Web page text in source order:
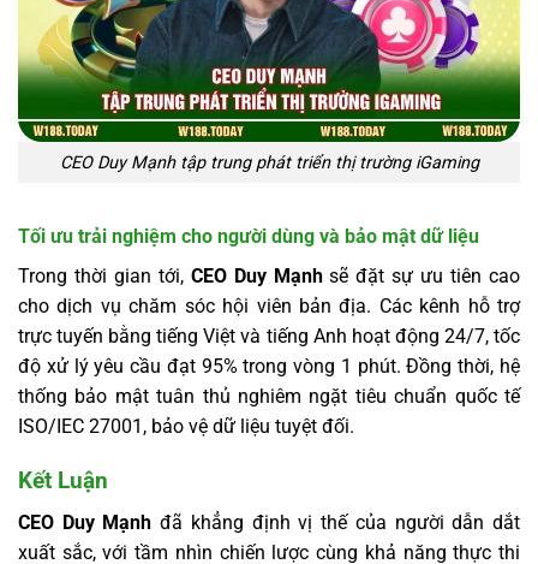
CEO Duy Mạnh tập trung phát triển thị trường iGaming
Tối ưu trải nghiệm cho người dùng và bảo mật dữ liệu
Trong thời gian tới, CEO Duy Mạnhsẽ đặt sự ưu tiên cao
cho dịch vụ chăm sóc hội viên bản địa. Các kênh hỗ trợ
trực tuyến bằng tiếng Việt và tiếng Anh hoạt động 24/7, tốc
độ xử lý yêu cầu đạt 95% trong vòng 1 phút. Đồng thời, hệ
thống bảo mật tuân thủ nghiêm ngặt tiêu chuẩn quốc tế
ISO/IEC 27001, bảo vệ dữ liệu tuyệt đối.
Kết Luận
CEO Duy Mạnh đã khẳng định vị thế của người dẫn dắt
xuất sắc, với tầm nhìn chiến lược cùng khả năng thực thi